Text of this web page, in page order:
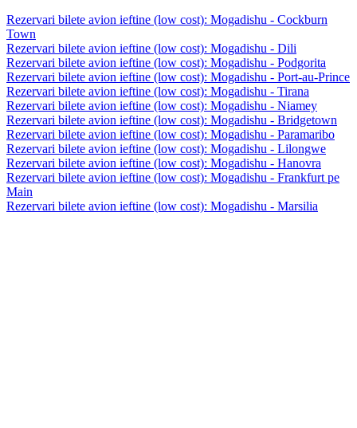
Rezervari bilete avion ieftine (low cost): Mogadishu - Cockburn
Town
Rezervari bilete avion ieftine (low cost): Mogadishu - Dili
Rezervari bilete avion ieftine (low cost): Mogadishu - Podgorita
Rezervari bilete avion ieftine (low cost): Mogadishu - Port-au-Prince
Rezervari bilete avion ieftine (low cost): Mogadishu - Tirana
Rezervari bilete avion ieftine (low cost): Mogadishu - Niamey
Rezervari bilete avion ieftine (low cost): Mogadishu - Bridgetown
Rezervari bilete avion ieftine (low cost): Mogadishu - Paramaribo
Rezervari bilete avion ieftine (low cost): Mogadishu - Lilongwe
Rezervari bilete avion ieftine (low cost): Mogadishu - Hanovra
Rezervari bilete avion ieftine (low cost): Mogadishu - Frankfurt pe
Main
Rezervari bilete avion ieftine (low cost): Mogadishu - Marsilia